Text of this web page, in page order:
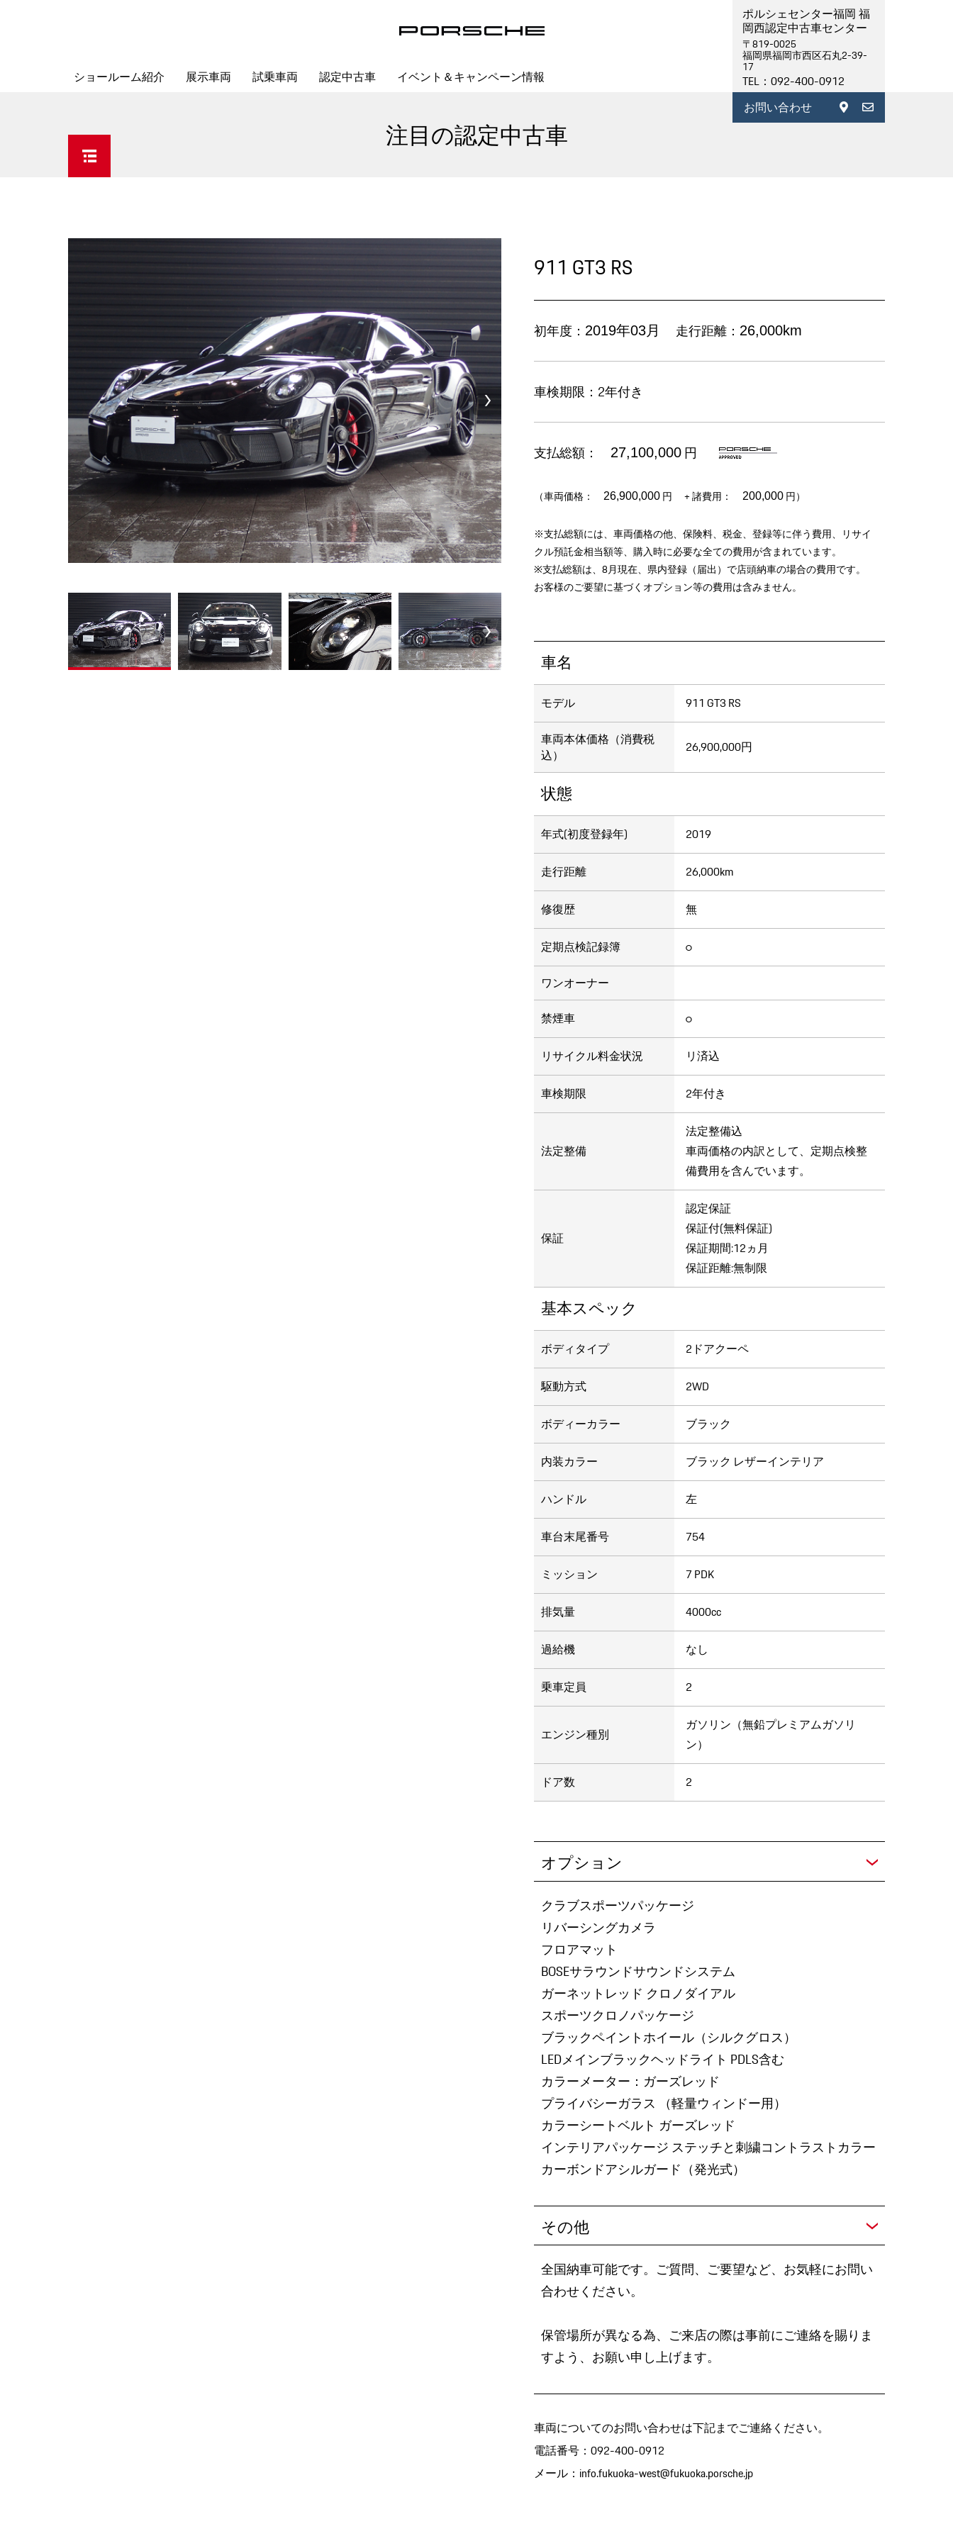
ショールーム紹介 展示車両 試乗車両 認定中古車 イベント＆キャンペーン情報
ポルシェセンター福岡 福
岡西認定中古車センター
〒819-0025
福岡県福岡市西区石丸2-39-
17
TEL：092-400-0912
お問い合わせ
注目の認定中古車
911 GT3 RS
初年度： 2019年03月 走行距離： 26,000km
車検期限：2年付き
支払総額： 27,100,000円
（車両価格： 26,900,000 円 + 諸費用： 200,000円）
※支払総額には、車両価格の他、保険料、税金、登録等に伴う費用、リサイ
クル預託金相当額等、購入時に必要な全ての費用が含まれています。
※支払総額は、8月現在、県内登録（届出）で店頭納車の場合の費用です。
お客様のご要望に基づくオプション等の費用は含みません。
車名
モデル 911 GT3 RS
車両本体価格 （消費税
込）
26,900,000円
状態
年式(初度登録年) 2019
走行距離 26,000km
修復歴 無
定期点検記録簿 ○
ワンオーナー
禁煙車
○
リサイクル料金状況 リ済込
車検期限 2年付き
法定整備
法定整備込
車両価格の内訳として、定期点検整
備費用を含んでいます。
保証
認定保証
保証付(無料保証)
保証期間:12ヵ月
保証距離:無制限
基本スペック
ボディタイプ 2ドアクーペ
駆動方式 2WD
ボディーカラー ブラック
内装カラー ブラック レザーインテリア
ハンドル 左
車台末尾番号 754
ミッション 7 PDK
排気量 4000cc
過給機 なし
乗車定員 2
エンジン種別
ガソリン（無鉛プレミアムガソリ
ン）
ドア数 2
オプション
クラブスポーツパッケージ
リバーシングカメラ
フロアマット
BOSEサラウンドサウンドシステム
ガーネットレッド クロノダイアル
スポーツクロノパッケージ
ブラックペイントホイール（シルクグロス）
LEDメインブラックヘッドライト PDLS含む
カラーメーター：ガーズレッド
プライバシーガラス （軽量ウィンドー用）
カラーシートベルト ガーズレッド
インテリアパッケージ ステッチと刺繍コントラストカラー
カーボンドアシルガード（発光式）
その他
全国納車可能です。ご質問、ご要望など、お気軽にお問い
合わせください。
保管場所が異なる為、ご来店の際は事前にご連絡を賜りま
すよう、お願い申し上げます。
車両についてのお問い合わせは下記までご連絡ください。
電話番号：092-400-0912
メール： info.fukuoka-west@fukuoka.porsche.jp